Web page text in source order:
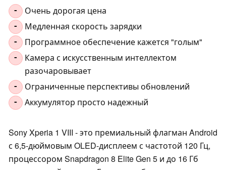
- Очень дорогая цена
- Медленная скорость зарядки
- Программное обеспечение кажется "голым"
-
Камера с искусственным интеллектом
разочаровывает
- Ограниченные перспективы обновлений
- Аккумулятор просто надежный
Sony Xperia 1 VIII - это премиальный флагман Android
с 6,5-дюймовым OLED-дисплеем с частотой 120 Гц,
процессором Snapdragon 8 Elite Gen 5 и до 16 Гб